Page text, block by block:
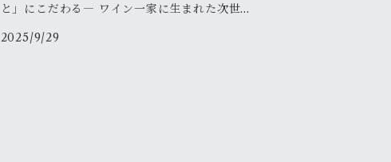
と」にこだわる― ワイン一家に生まれた次世代
醸造家の選択
2025/9/29